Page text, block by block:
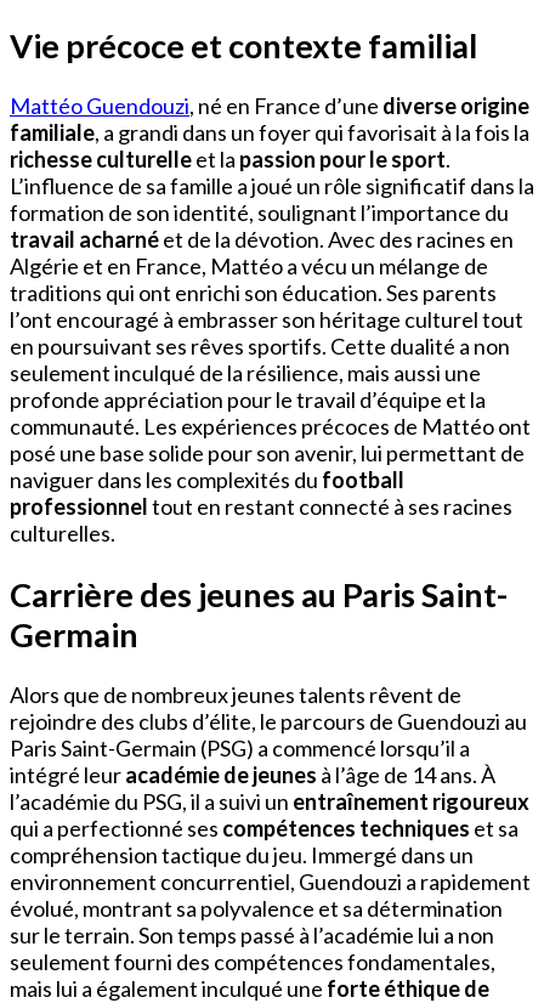
Vie précoce et contexte familial
Mattéo Guendouzi, né en France d’une diverse origine
familiale, a grandi dans un foyer qui favorisait à la fois la
richesse culturelleet la passion pour le sport.
L’influence de sa famille a joué un rôle significatif dans la
formation de son identité, soulignant l’importance du
travail acharnéet de la dévotion. Avec des racines en
Algérie et en France, Mattéo a vécu un mélange de
traditions qui ont enrichi son éducation. Ses parents
l’ont encouragé à embrasser son héritage culturel tout
en poursuivant ses rêves sportifs. Cette dualité a non
seulement inculqué de la résilience, mais aussi une
profonde appréciation pour le travail d’équipe et la
communauté. Les expériences précoces de Mattéo ont
posé une base solide pour son avenir, lui permettant de
naviguer dans les complexités du football
professionneltout en restant connecté à ses racines
culturelles.
Carrière des jeunes au Paris Saint-
Germain
Alors que de nombreux jeunes talents rêvent de
rejoindre des clubs d’élite, le parcours de Guendouzi au
Paris Saint-Germain (PSG) a commencé lorsqu’il a
intégré leuracadémie de jeunes à l’âge de 14 ans. À
l’académie du PSG, il a suivi un entraînement rigoureux
qui a perfectionné ses compétences techniques et sa
compréhension tactique du jeu. Immergé dans un
environnement concurrentiel, Guendouzi a rapidement
évolué, montrant sa polyvalence et sa détermination
sur le terrain. Son temps passé à l’académie lui a non
seulement fourni des compétences fondamentales,
mais lui a également inculqué une forte éthique de